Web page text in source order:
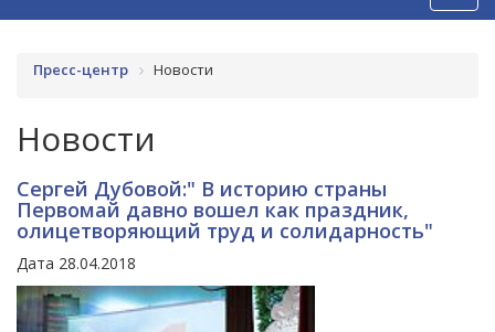
Пресс-центр Новости
Новости
Сергей Дубовой:" В историю страны
Первомай давно вошел как праздник,
олицетворяющий труд и солидарность"
Дата 28.04.2018